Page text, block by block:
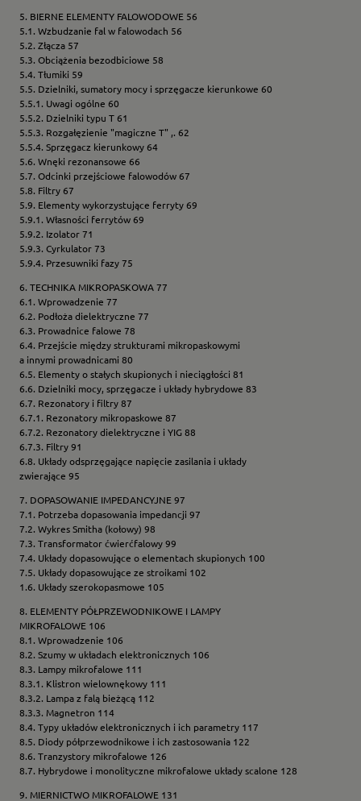
5. BIERNE ELEMENTY FALOWODOWE 56
5.1. Wzbudzanie fal w falowodach 56
5.2. Złącza 57
5.3. Obciążenia bezodbiciowe 58
5.4. Tłumiki 59
5.5. Dzielniki, sumatory mocy i sprzęgacze kierunkowe 60
5.5.1. Uwagi ogólne 60
5.5.2. Dzielniki typu T 61
5.5.3. Rozgałęzienie "magiczne T" ,. 62
5.5.4. Sprzęgacz kierunkowy 64
5.6. Wnęki rezonansowe 66
5.7. Odcinki przejściowe falowodów 67
5.8. Filtry 67
5.9. Elementy wykorzystujące ferryty 69
5.9.1. Własności ferrytów 69
5.9.2. Izolator 71
5.9.3. Cyrkulator 73
5.9.4. Przesuwniki fazy 75
6. TECHNIKA MIKROPASKOWA 77
6.1. Wprowadzenie 77
6.2. Podłoża dielektryczne 77
6.3. Prowadnice falowe 78
6.4. Przejście między strukturami mikropaskowymi
a innymi prowadnicami 80
6.5. Elementy o stałych skupionych i nieciągłości 81
6.6. Dzielniki mocy, sprzęgacze i układy hybrydowe 83
6.7. Rezonatory i filtry 87
6.7.1. Rezonatory mikropaskowe 87
6.7.2. Rezonatory dielektryczne i YIG 88
6.7.3. Filtry 91
6.8. Układy odsprzęgające napięcie zasilania i układy
zwierające 95
7. DOPASOWANIE IMPEDANCYJNE 97
7.1. Potrzeba dopasowania impedancji 97
7.2. Wykres Smitha (kołowy) 98
7.3. Transformator ćwierćfalowy 99
7.4. Układy dopasowujące o elementach skupionych 100
7.5. Układy dopasowujące ze stroikami 102
1.6. Układy szerokopasmowe 105
8. ELEMENTY PÓŁPRZEWODNIKOWE I LAMPY
MIKROFALOWE 106
8.1. Wprowadzenie 106
8.2. Szumy w układach elektronicznych 106
8.3. Lampy mikrofalowe 111
8.3.1. Klistron wielownękowy 111
8.3.2. Lampa z falą bieżącą 112
8.3.3. Magnetron 114
8.4. Typy układów elektronicznych i ich parametry 117
8.5. Diody półprzewodnikowe i ich zastosowania 122
8.6. Tranzystory mikrofalowe 126
8.7. Hybrydowe i monolityczne mikrofalowe układy scalone 128
9. MIERNICTWO MIKROFALOWE 131